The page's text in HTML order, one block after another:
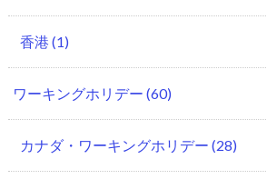
香港 (1)
ワーキングホリデー (60)
カナダ・ワーキングホリデー (28)